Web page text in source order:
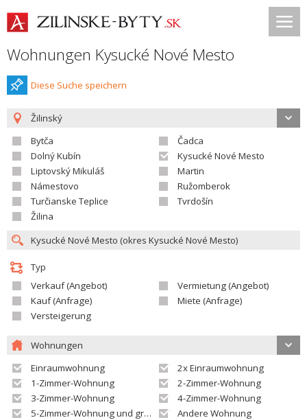
Wohnungen Kysucké Nové Mesto
Diese Suche speichern
Žilinský
Bytča
Čadca
Dolný Kubín
Kysucké Nové Mesto
Liptovský Mikuláš
Martin
Námestovo
Ružomberok
Turčianske Teplice
Tvrdošín
Žilina
Typ
Verkauf (Angebot)
Vermietung (Angebot)
Kauf (Anfrage)
Miete (Anfrage)
Versteigerung
Wohnungen
Einraumwohnung
2x Einraumwohnung
1-Zimmer-Wohnung
2-Zimmer-Wohnung
3-Zimmer-Wohnung
4-Zimmer-Wohnung
5-Zimmer-Wohnung und größer
Andere Wohnung